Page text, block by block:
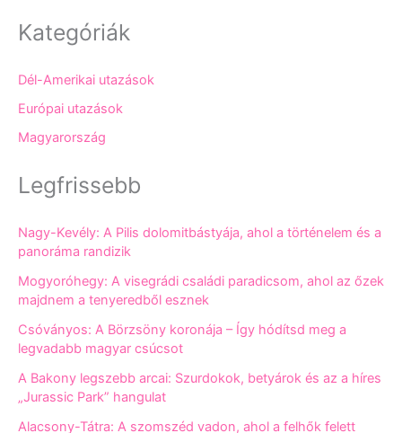
Kategóriák
Dél-Amerikai utazások
Európai utazások
Magyarország
Legfrissebb
Nagy-Kevély: A Pilis dolomitbástyája, ahol a történelem és a
panoráma randizik
Mogyoróhegy: A visegrádi családi paradicsom, ahol az őzek
majdnem a tenyeredből esznek
Csóványos: A Börzsöny koronája – Így hódítsd meg a
legvadabb magyar csúcsot
A Bakony legszebb arcai: Szurdokok, betyárok és az a híres
„Jurassic Park” hangulat
Alacsony-Tátra: A szomszéd vadon, ahol a felhők felett